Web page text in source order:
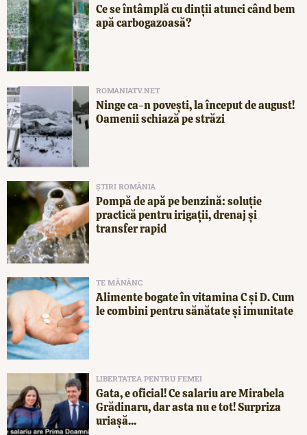
Ce se întâmplă cu dinții atunci când bem
apă carbogazoasă?
ROMANIATV.NET
Ninge ca-n povești, la început de august!
Oamenii schiază pe străzi
ȘTIRI ROMÂNIA
Pompă de apă pe benzină: soluție
practică pentru irigații, drenaj și
transfer rapid
TE MĂNÂNC
Alimente bogate în vitamina C și D. Cum
le combini pentru sănătate și imunitate
LIBERTATEA PENTRU FEMEI
Gata, e oficial! Ce salariu are Mirabela
Grădinaru, dar asta nu e tot! Surpriza
uriașă...